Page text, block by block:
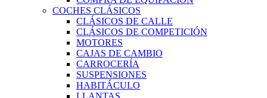
COCHES CLÁSICOS
CLÁSICOS DE CALLE
CLÁSICOS DE COMPETICIÓN
MOTORES
CAJAS DE CAMBIO
CARROCERÍA
SUSPENSIONES
HABITÁCULO
LLANTAS